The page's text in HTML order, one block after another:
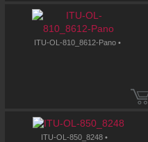
ITU-OL-810_8612-Pano •
ITU-OL-850_8248 •